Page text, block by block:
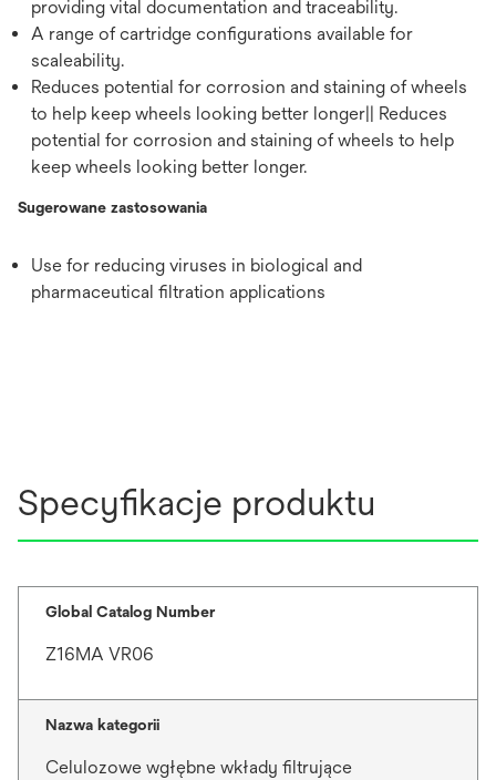
providing vital documentation and traceability.
A range of cartridge configurations available for
scaleability.
Reduces potential for corrosion and staining of wheels
to help keep wheels looking better longer|| Reduces
potential for corrosion and staining of wheels to help
keep wheels looking better longer.
Sugerowane zastosowania
Use for reducing viruses in biological and
pharmaceutical filtration applications
Specyfikacje produktu
Global Catalog Number
Z16MA VR06
Nazwa kategorii
Celulozowe wgłębne wkłady filtrujące